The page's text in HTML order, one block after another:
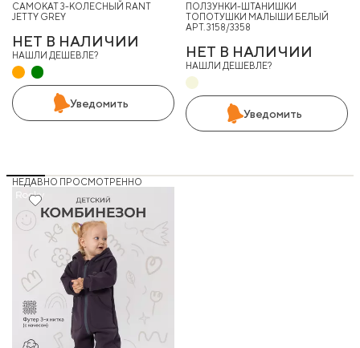
САМОКАТ 3-КОЛЕСНЫЙ RANT
JETTY GREY
НЕТ В НАЛИЧИИ
НАШЛИ ДЕШЕВЛЕ?
Уведомить
ПОЛЗУНКИ-ШТАНИШКИ
ТОПОТУШКИ МАЛЫШИ БЕЛЫЙ
АРТ. 3158/3358
НЕТ В НАЛИЧИИ
НАШЛИ ДЕШЕВЛЕ?
Уведомить
НЕДАВНО ПРОСМОТРЕННО